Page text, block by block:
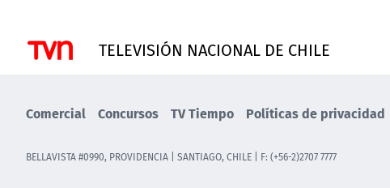
TELEVISIÓN NACIONAL DE CHILE
Comercial Concursos TV Tiempo Políticas de privacidad
BELLAVISTA #0990, PROVIDENCIA | SANTIAGO, CHILE | F: (+56-2)2707 7777